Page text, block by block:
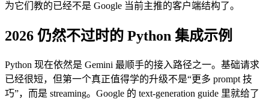
为它们教的已经不是 Google 当前主推的客户端结构了。
2026 仍然不过时的 Python 集成示例
Python 现在依然是 Gemini 最顺手的接入路径之一。基础请求
已经很短，但第一个真正值得学的升级不是“更多 prompt 技
巧”，而是 streaming。Google 的 text-generation guide 里就给了